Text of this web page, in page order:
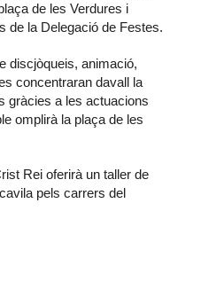
de les Verdures i
de la Delegació de Festes.
discjòqueis, animació,
concentraran davall la
gràcies a les actuacions
omplirà la plaça de les
Rei oferirà un taller de
pels carrers del